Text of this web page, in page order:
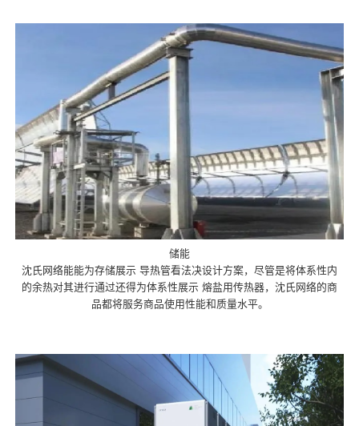
储能
沈氏网络能能为存储展示 导热管看法决设计方案，尽管是将体系性内
的余热对其进行通过还得为体系性展示 熔盐用传热器，沈氏网络的商
品都将服务商品使用性能和质量水平。